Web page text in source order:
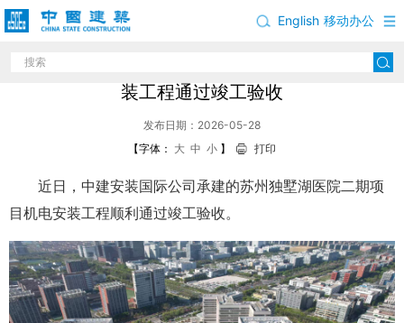
移动办公
English
中建安装承建的苏州独墅湖医院二期项目机电安
装工程通过竣工验收
发布日期：2026-05-28
【字体： 大 中 小 】 打印
近日，中建安装国际公司承建的苏州独墅湖医院二期项
目机电安装工程顺利通过竣工验收。